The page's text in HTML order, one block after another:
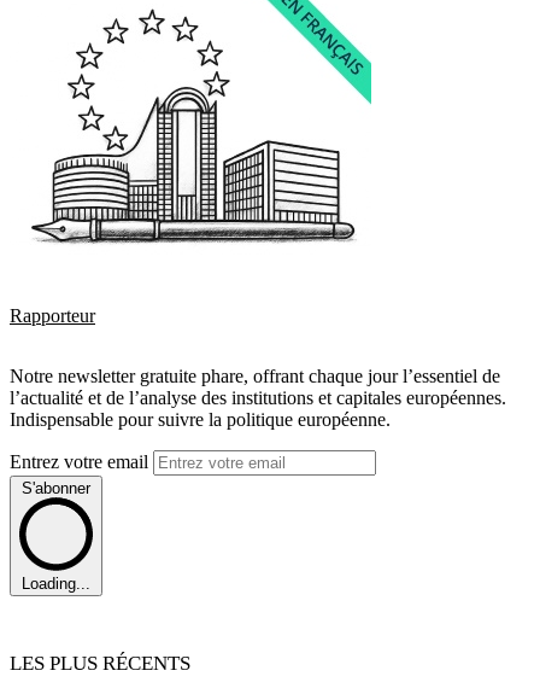
Rapporteur
Notre newsletter gratuite phare, offrant chaque jour l’essentiel de
l’actualité et de l’analyse des institutions et capitales européennes.
Indispensable pour suivre la politique européenne.
Entrez votre email
S'abonner
Loading...
LES PLUS RÉCENTS